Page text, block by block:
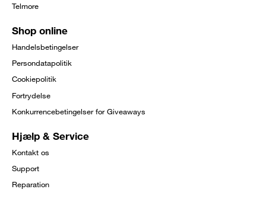
Telmore
Shop online
Handelsbetingelser
Persondatapolitik
Cookiepolitik
Fortrydelse
Konkurrencebetingelser for Giveaways
Hjælp & Service
Kontakt os
Support
Reparation